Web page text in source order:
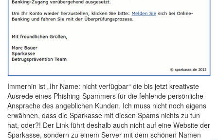
Immerhin ist „Ihr Name: nicht verfügbar“ die bis jetzt kreativste
Ausrede eines Phishing-Spammers für die fehlende persönliche
Ansprache des angeblichen Kunden. Ich muss nicht noch eigens
erwähnen, dass die Sparkasse mit diesen Spams nichts zu tun
hat, oder?! Der Link führt deshalb auch nicht auf eine Website der
Sparkasse, sondern zu einem Server mit dem schönen Namen